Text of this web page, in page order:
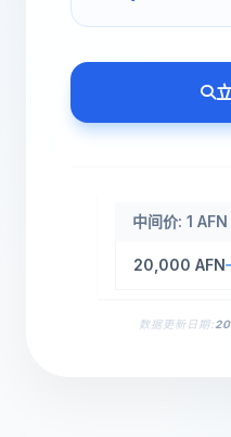
中间价: 1
20,000 AFN
数据更新日期: